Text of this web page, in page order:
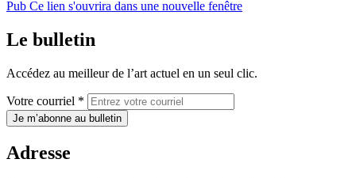
Pub Ce lien s'ouvrira dans une nouvelle fenêtre
Le bulletin
Accédez au meilleur de l’art actuel en un seul clic.
Votre courriel *
Je m’abonne au bulletin
Adresse